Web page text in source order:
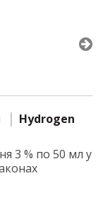
Hydrogen
3 % по 50 мл у